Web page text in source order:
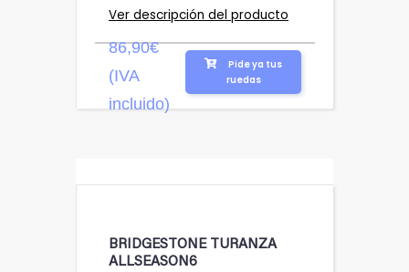
Ver descripción del producto
86,90€
(IVA
incluido)
Pide ya tus
ruedas
BRIDGESTONE TURANZA
ALLSEASON6